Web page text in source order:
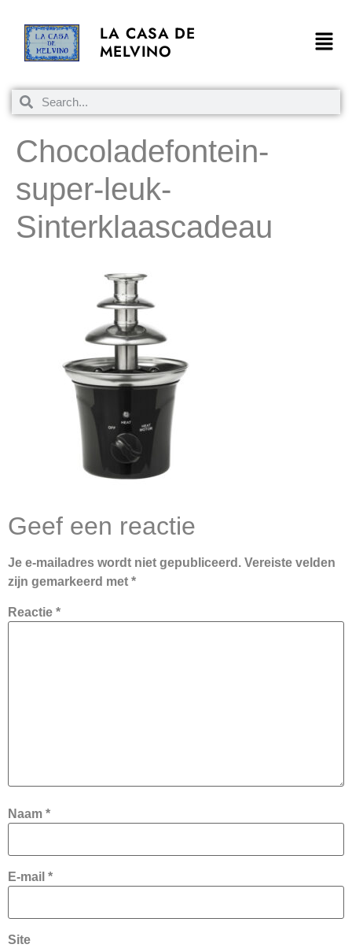
LA CASA DE
MELVINO
Chocoladefontein-
super-leuk-
Sinterklaascadeau
Geef een reactie
Je e-mailadres wordt niet gepubliceerd. Vereiste velden
zijn gemarkeerd met *
Reactie *
Naam *
E-mail *
Site